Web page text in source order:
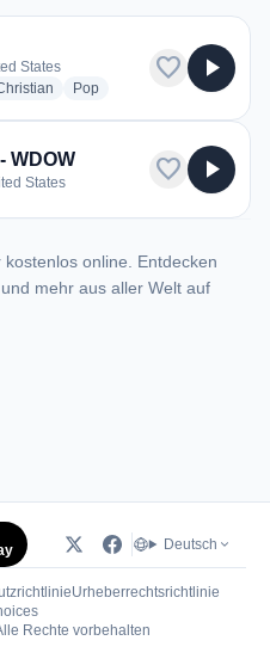
States
stations radio stations
Popradio stations
favorite play_arrow
WDOW
States favorite play_arrow
online. Entdecken
mehr aus aller Welt auf
Deutsch
Urheberrechtsrichtlinie
(öffnet in neuem Tab)
Rechte vorbehalten